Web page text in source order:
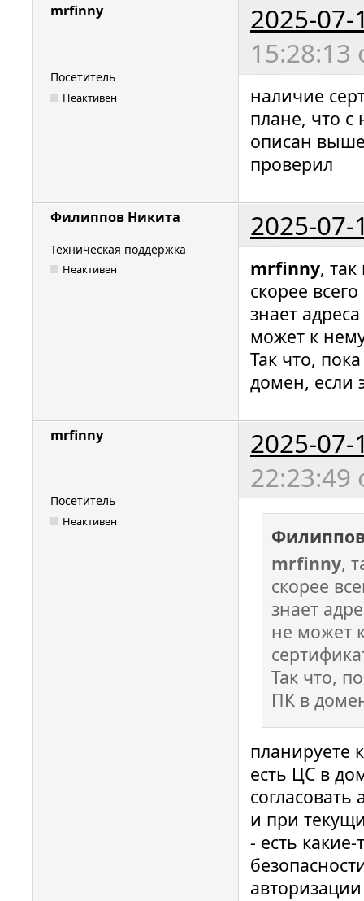
mrfinny
2025-07-
Посетитель
Неактивен
наличие
плане, что с
описан
проверил
Филиппов Никита 2025-07-
Техническая поддержка
Неактивен mrfinny,
скорее
знает
может к
Так что,
домен, если
mrfinny
2025-07-
22:23:49
Посетитель
Неактивен
mrfinny,
скорее
знает
не может
Так что,
ПК в
планируете
есть ЦС в
и при
- есть